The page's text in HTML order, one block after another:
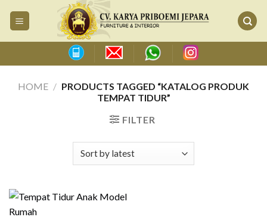
HOME / PRODUCTS TAGGED “KATALOG PRODUK
TEMPAT TIDUR”
FILTER